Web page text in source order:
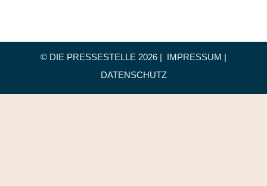
© DIE PRESSESTELLE 2026 | IMPRESSUM |
DATENSCHUTZ